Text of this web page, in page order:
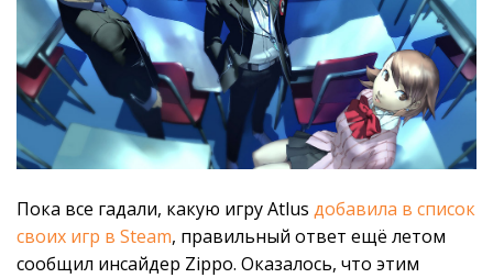
Пока все гадали, какую игру Atlus добавила в список
своих игр в Steam, правильный ответ ещё летом
сообщил инсайдер Zippo. Оказалось, что этим